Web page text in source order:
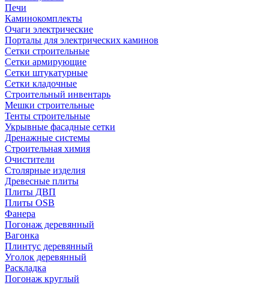
Печи
Каминокомплекты
Очаги электрические
Порталы для электрических каминов
Сетки строительные
Сетки армирующие
Сетки штукатурные
Сетки кладочные
Строительный инвентарь
Мешки строительные
Тенты строительные
Укрывные фасадные сетки
Дренажные системы
Строительная химия
Очистители
Столярные изделия
Древесные плиты
Плиты ДВП
Плиты OSB
Фанера
Погонаж деревянный
Вагонка
Плинтус деревянный
Уголок деревянный
Раскладка
Погонаж круглый